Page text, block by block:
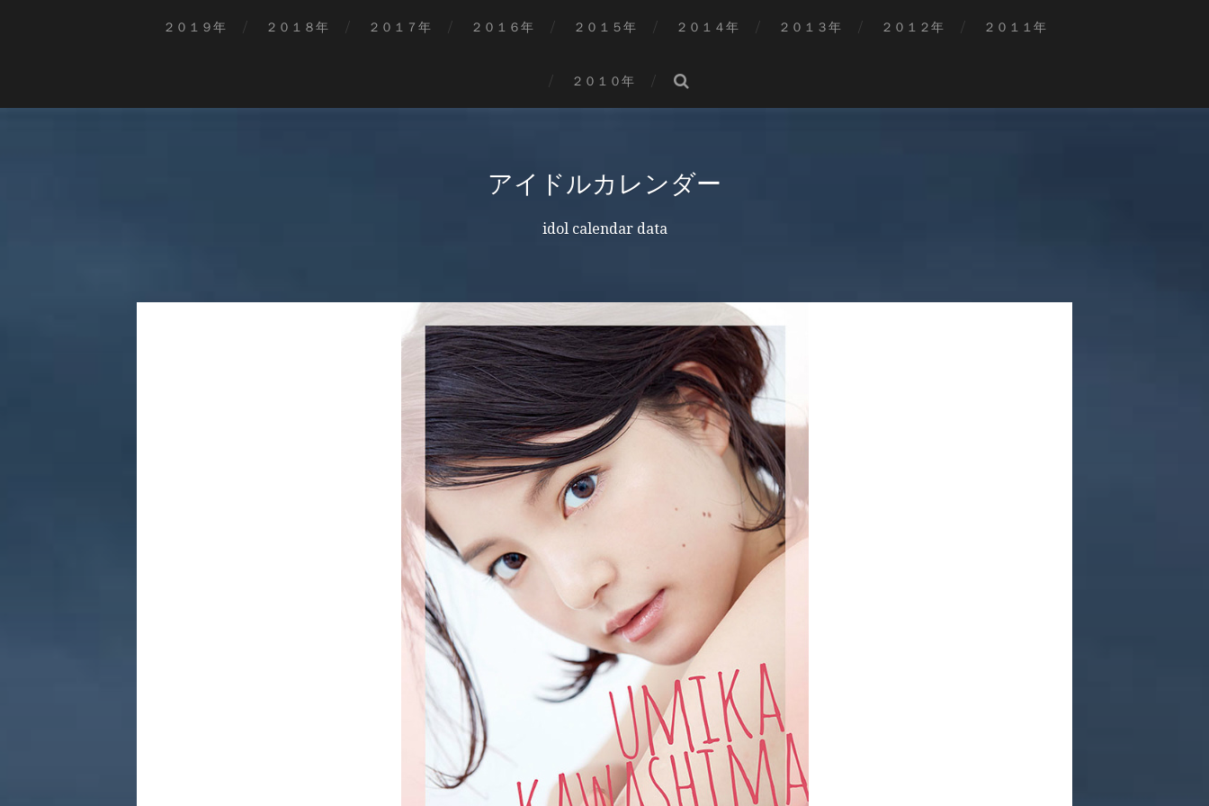
２０１９年 ２０１８年 ２０１７年 ２０１６年 ２０１５年 ２０１４年 ２０１３年 ２０１２年 ２０１１年
２０１０年
アイドルカレンダー
idol calendar data